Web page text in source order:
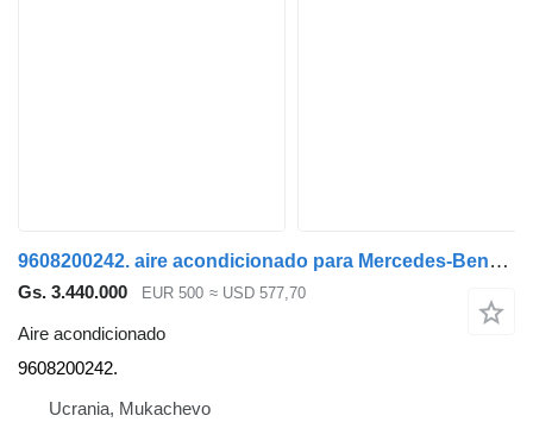
9608200242. aire acondicionado para Mercedes-Benz ACTROS MP4 cabeza tractora
Gs. 3.440.000 EUR 500 ≈ USD 577,70
Aire acondicionado
9608200242.
Ucrania, Mukachevo